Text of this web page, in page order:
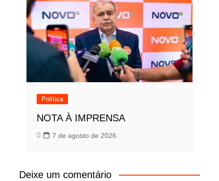
Política
NOTA À IMPRENSA
7 de agosto de 2026
Deixe um comentário